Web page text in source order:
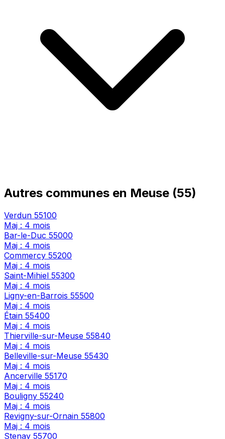
Autres communes en Meuse (55)
Verdun 55100
Maj : 4 mois
Bar-le-Duc 55000
Maj : 4 mois
Commercy 55200
Maj : 4 mois
Saint-Mihiel 55300
Maj : 4 mois
Ligny-en-Barrois 55500
Maj : 4 mois
Étain 55400
Maj : 4 mois
Thierville-sur-Meuse 55840
Maj : 4 mois
Belleville-sur-Meuse 55430
Maj : 4 mois
Ancerville 55170
Maj : 4 mois
Bouligny 55240
Maj : 4 mois
Revigny-sur-Ornain 55800
Maj : 4 mois
Stenay 55700